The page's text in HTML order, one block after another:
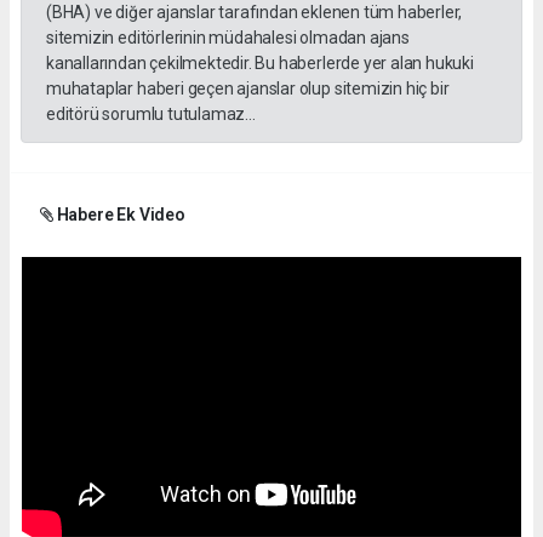
(BHA) ve diğer ajanslar tarafından eklenen tüm haberler,
sitemizin editörlerinin müdahalesi olmadan ajans
kanallarından çekilmektedir. Bu haberlerde yer alan hukuki
muhataplar haberi geçen ajanslar olup sitemizin hiç bir
editörü sorumlu tutulamaz...
Habere Ek Video